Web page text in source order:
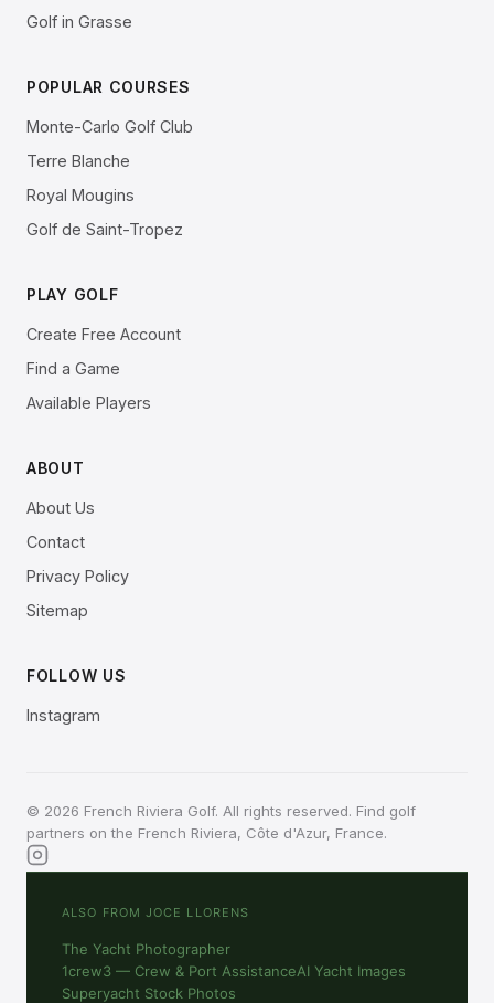
Golf in Grasse
POPULAR COURSES
Monte-Carlo Golf Club
Terre Blanche
Royal Mougins
Golf de Saint-Tropez
PLAY GOLF
Create Free Account
Find a Game
Available Players
ABOUT
About Us
Contact
Privacy Policy
Sitemap
FOLLOW US
Instagram
© 2026 French Riviera Golf. All rights reserved. Find golf
partners on the French Riviera, Côte d'Azur, France.
ALSO FROM JOCE LLORENS
The Yacht Photographer
1crew3 — Crew & Port AssistanceAI Yacht Images
Superyacht Stock Photos